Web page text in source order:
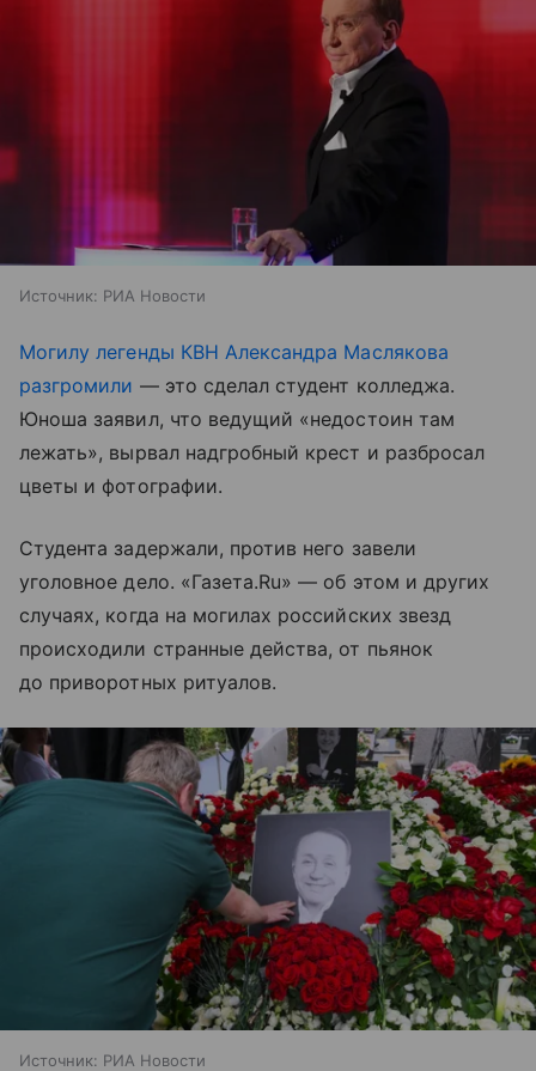
Источник: РИА Новости
Могилу легенды КВН Александра Маслякова
разгромили — это сделал студент колледжа.
Юноша заявил, что ведущий «недостоин там
лежать», вырвал надгробный крест и разбросал
цветы и фотографии.
Студента задержали, против него завели
уголовное дело. «Газета.Ru» — об этом и других
случаях, когда на могилах российских звезд
происходили странные действа, от пьянок
до приворотных ритуалов.
Источник: РИА Новости